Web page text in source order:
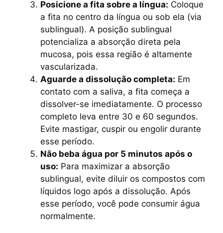
Posicione a fita sobre a língua: Coloque
a fita no centro da língua ou sob ela (via
sublingual). A posição sublingual
potencializa a absorção direta pela
mucosa, pois essa região é altamente
vascularizada.
Aguarde a dissolução completa: Em
contato com a saliva, a fita começa a
dissolver-se imediatamente. O processo
completo leva entre 30 e 60 segundos.
Evite mastigar, cuspir ou engolir durante
esse período.
Não beba água por 5 minutos após o
uso: Para maximizar a absorção
sublingual, evite diluir os compostos com
líquidos logo após a dissolução. Após
esse período, você pode consumir água
normalmente.